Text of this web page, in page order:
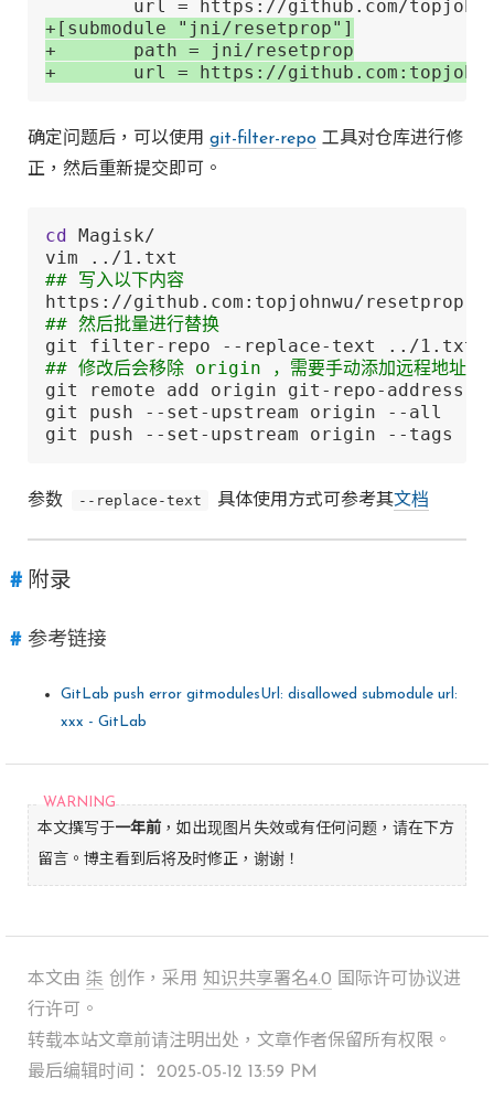
+[submodule "jni/resetprop"]
+       path = jni/resetprop
+       url = https://
确定问题后，可以使用 git-filter-repo 工具对仓库进行修
正，然后重新提交即可。
cd Magisk/
## 写入以下内容
## 然后批量进行替换
## 修改后会移除 origin ，需要手动添加远程地址并
git remote add origin git-repo-address
git push --set-upstream origin --all
git push --set-upstream origin --tags
参数 --replace-text 具体使用方式可参考其文档
附录
参考链接
GitLab push error gitmodulesUrl: disallowed submodule url:
xxx - GitLab
本文撰写于一年前 ，如出现图片失效或有任何问题，请在下方
留言。博主看到后将及时修正，谢谢！
本文由 柒 创作，采用 知识共享署名4.0 国际许可协议进
行许可。
转载本站文章前请注明出处，文章作者保留所有权限。
最后编辑时间： 2025-05-12 13:59 PM